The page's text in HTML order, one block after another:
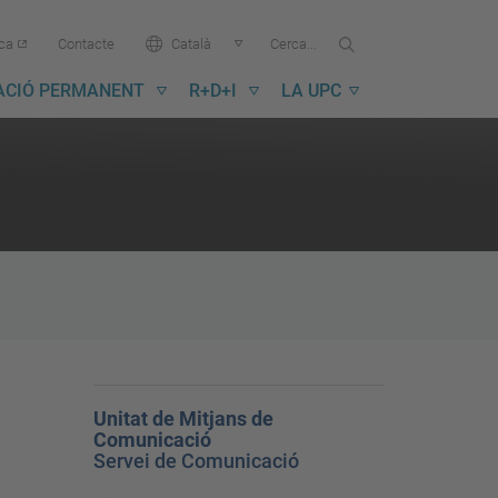
Contacte Idioma:Català Cercar...
UPC
PERMANENT R+D+I LA UPC
Unitat de Mitjans de
Comunicació
Servei de Comunicació